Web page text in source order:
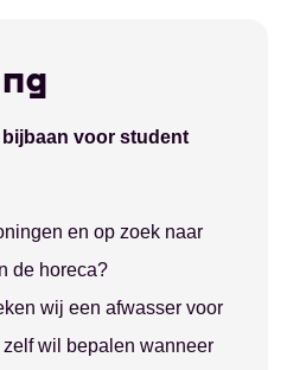
Contact
voor student
en op zoek naar
de horeca?
wij een afwasser voor
wil bepalen wanneer